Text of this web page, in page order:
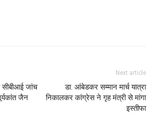
सीबीआई जांच
जैन
Next article
डा. आंबेडकर सम्मान मार्च यात्रा
निकालकर कांग्रेस ने गृह मंत्री से मांगा
इस्तीफा